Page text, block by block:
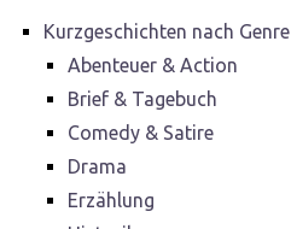
Kurzgeschichten nach Genre
Abenteuer & Action
Brief & Tagebuch
Comedy & Satire
Drama
Erzählung